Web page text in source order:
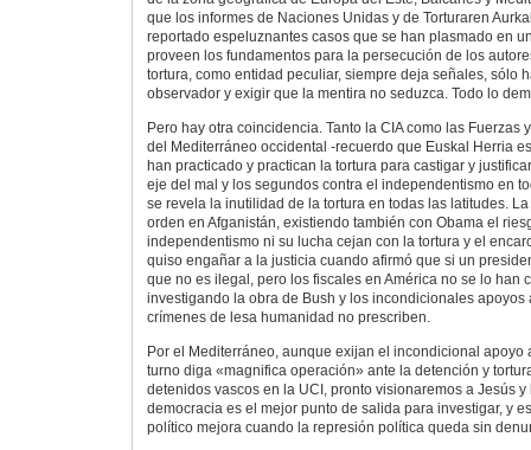
que los informes de Naciones Unidas y de Torturaren
reportado espeluznantes casos que se han plasmado en
proveen los fundamentos para la persecución de los
tortura, como entidad peculiar, siempre deja señales, sólo
observador y exigir que la mentira no seduzca. Todo lo
Pero hay otra coincidencia. Tanto la CIA como las Fuerzas
del Mediterráneo occidental -recuerdo que Euskal Herria
han practicado y practican la tortura para castigar y
eje del mal y los segundos contra el independentismo en
se revela la inutilidad de la tortura en todas las latitudes.
orden en Afganistán, existiendo también con Obama el
independentismo ni su lucha cejan con la tortura y el
quiso engañar a la justicia cuando afirmó que si un
que no es ilegal, pero los fiscales en América no se lo han
investigando la obra de Bush y los incondicionales apoyos
crímenes de lesa humanidad no prescriben.
Por el Mediterráneo, aunque exijan el incondicional apoyo
turno diga «magnifica operación» ante la detención y
detenidos vascos en la UCI, pronto visionaremos a Jesús
democracia es el mejor punto de salida para investigar, y
político mejora cuando la represión política queda sin